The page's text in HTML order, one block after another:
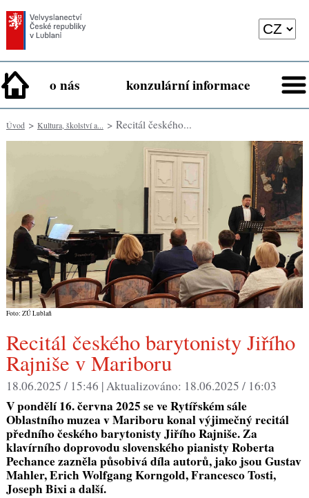
o nás konzulární informace
Úvod> Kultura, školství a... > Recitál českého...
Foto: ZÚ Lublaň
Recitál českého barytonisty Jiřího
Rajniše v Mariboru
18.06.2025 / 15:46 |Aktualizováno: 18.06.2025 / 16:03
V pondělí 16. června 2025 se ve Rytířském sále
Oblastního muzea v Mariboru konal výjimečný recitál
předního českého barytonisty Jiřího Rajniše. Za
klavírního doprovodu slovenského pianisty Roberta
Pechance zazněla působivá díla autorů, jako jsou Gustav
Mahler, Erich Wolfgang Korngold, Francesco Tosti,
Joseph Bixi a další.